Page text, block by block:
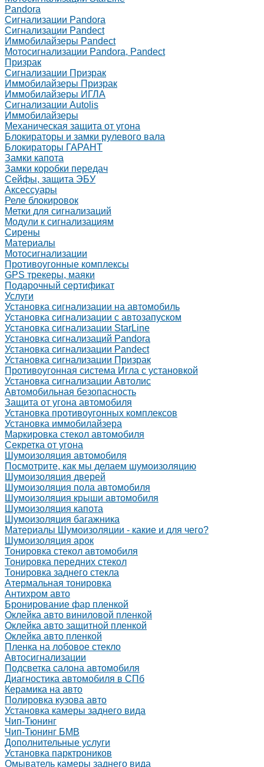
Pandora
Сигнализации Pandora
Сигнализации Pandect
Иммобилайзеры Pandect
Мотосигнализации Pandora, Pandect
Призрак
Сигнализации Призрак
Иммобилайзеры Призрак
Иммобилайзеры ИГЛА
Сигнализации Autolis
Иммобилайзеры
Механическая защита от угона
Блокираторы и замки рулевого вала
Блокираторы ГАРАНТ
Замки капота
Замки коробки передач
Сейфы, защита ЭБУ
Аксессуары
Реле блокировок
Метки для сигнализаций
Модули к сигнализациям
Сирены
Материалы
Мотосигнализации
Противоугонные комплексы
GPS трекеры, маяки
Подарочный сертификат
Услуги
Установка сигнализации на автомобиль
Установка сигнализации с автозапуском
Установка сигнализации StarLine
Установка сигнализаций Pandora
Установка сигнализации Pandect
Установка сигнализации Призрак
Противоугонная система Игла с установкой
Установка сигнализации Автолис
Автомобильная безопасность
Защита от угона автомобиля
Установка противоугонных комплексов
Установка иммобилайзера
Маркировка стекол автомобиля
Секретка от угона
Шумоизоляция автомобиля
Посмотрите, как мы делаем шумоизоляцию
Шумоизоляция дверей
Шумоизоляция пола автомобиля
Шумоизоляция крыши автомобиля
Шумоизоляция капота
Шумоизоляция багажника
Материалы Шумоизоляции - какие и для чего?
Шумоизоляция арок
Тонировка стекол автомобиля
Тонировка передних стекол
Тонировка заднего стекла
Атермальная тонировка
Антихром авто
Бронирование фар пленкой
Оклейка авто виниловой пленкой
Оклейка авто защитной пленкой
Оклейка авто пленкой
Пленка на лобовое стекло
Автосигнализации
Подсветка салона автомобиля
Диагностика автомобиля в СПб
Керамика на авто
Полировка кузова авто
Установка камеры заднего вида
Чип-Тюнинг
Чип-Тюнинг БМВ
Дополнительные услуги
Установка парктроников
Омыватель камеры заднего вида